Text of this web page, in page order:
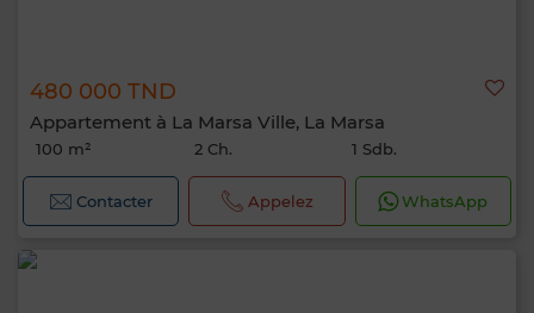
480 000 TND
Appartement à La Marsa Ville, La Marsa
100 m² 2 Ch. 1 Sdb.
Contacter Appelez WhatsApp